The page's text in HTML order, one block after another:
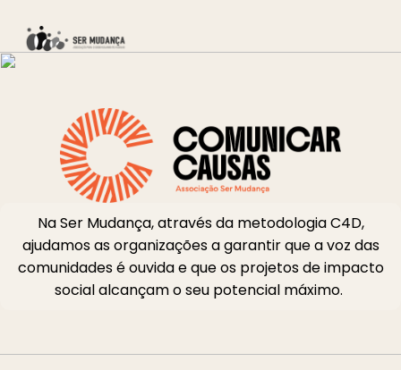
main
Na Ser Mudança, através da metodologia C4D,
ajudamos as organizações a garantir que a voz das
comunidades é ouvida e que os projetos de impacto
social alcançam o seu potencial máximo.
Close